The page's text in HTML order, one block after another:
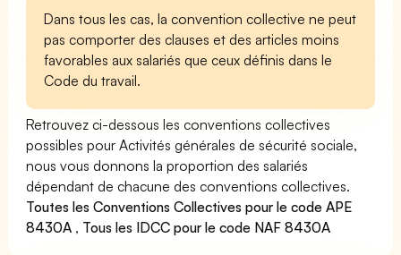
Dans tous les cas, la convention collective ne peut
pas comporter des clauses et des articles moins
favorables aux salariés que ceux définis dans le
Code du travail.
Retrouvez ci-dessous les conventions collectives
possibles pour Activités générales de sécurité sociale,
nous vous donnons la proportion des salariés
dépendant de chacune des conventions collectives.
Toutes les Conventions Collectives pour le code APE
8430A , Tous les IDCC pour le code NAF 8430A